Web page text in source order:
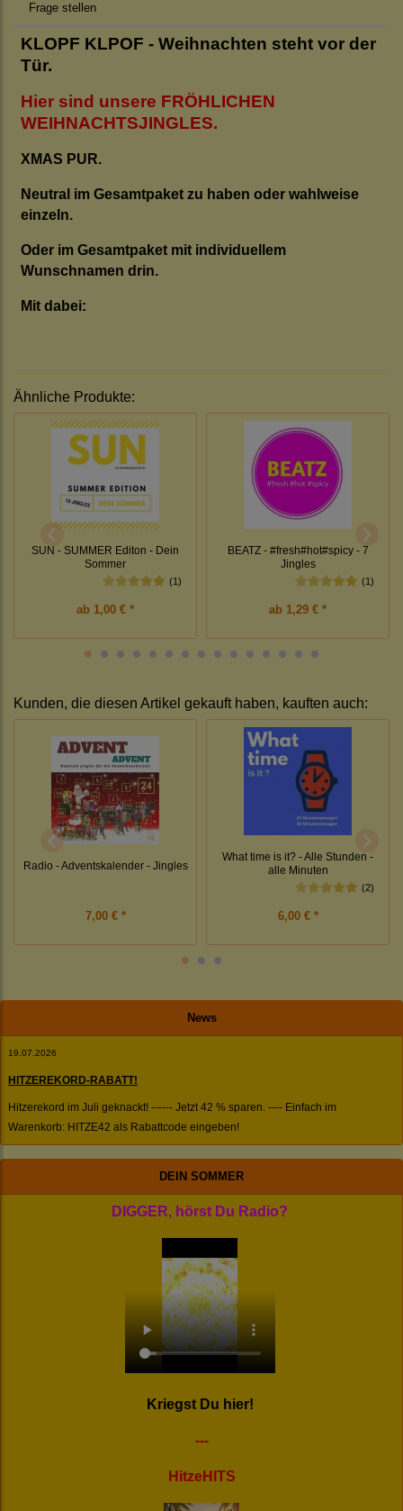
News
19.07.2026
HITZEREKORD-RABATT!
Hitzerekord im Juli geknackt! ------ Jetzt 42 % sparen. ---- Einfach im
Warenkorb: HITZE42 als Rabattcode eingeben!
DEIN SOMMER
DIGGER, hörst Du Radio?
Kriegst Du hier!
---
HitzeHITS
Frage stellen
KLOPF KLPOF - Weihnachten steht vor der
Tür.
Hier sind unsere FRÖHLICHEN
WEIHNACHTSJINGLES.
XMAS PUR.
Neutral im Gesamtpaket zu haben oder wahlweise
einzeln.
Oder im Gesamtpaket mit individuellem
Wunschnamen drin.
Mit dabei:
Ähnliche Produkte:
SUN - SUMMER Editon - Dein
Sommer
(1)
ab 1,00 € *
BEATZ - #fresh#hot#spicy - 7
Jingles
(1)
ab 1,29 € *
Kunden, die diesen Artikel gekauft haben, kauften auch:
Radio - Adventskalender - Jingles
7,00 € *
What time is it? - Alle Stunden -
alle Minuten
(2)
6,00 € *